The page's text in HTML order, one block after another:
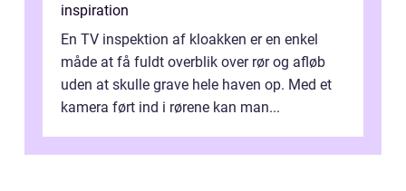
inspiration
En TV inspektion af kloakken er en enkel
måde at få fuldt overblik over rør og afløb
uden at skulle grave hele haven op. Med et
kamera ført ind i rørene kan man...